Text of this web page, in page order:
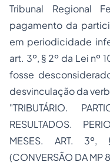
Tribunal Regional
pagamento da
em periodicidade
art. 3º, § 2º da Lei nº
fosse
desvinculação da
"TRIBUTÁRIO.
RESULTADOS.
MESES. ART.
(CONVERSÃO DA MP